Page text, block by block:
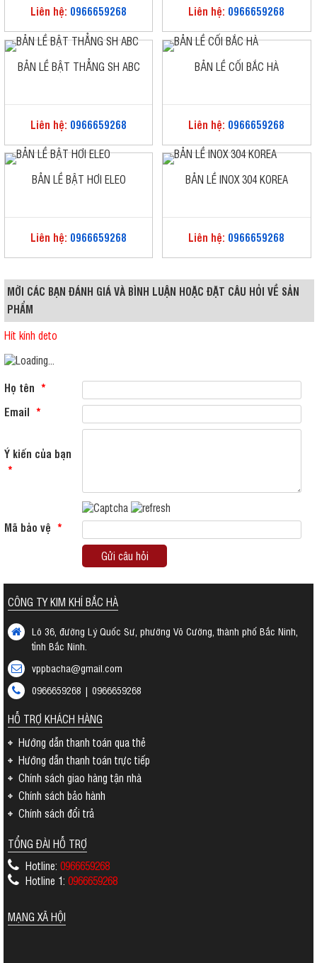
Liên hệ: 0966659268 Liên hệ: 0966659268
BẢN LỀ BẬT THẲNG SH ABC
Liên hệ: 0966659268
BẢN LỀ CỐI BẮC HÀ
Liên hệ: 0966659268
BẢN LỀ BẬT HƠI ELEO
Liên hệ: 0966659268
BẢN LỀ INOX 304 KOREA
Liên hệ: 0966659268
MỜI CÁC BẠN ĐÁNH GIÁ VÀ BÌNH LUẬN HOẶC ĐẶT CÂU HỎI VỀ SẢN
PHẨM
Hít kính deto
Họ tên *
Email *
Ý kiến của bạn
*
Mã bảo vệ *
Gửi câu hỏi
CÔNG TY KIM KHÍ BẮC HÀ
Lô 36, đường Lý Quốc Sư, phường Võ Cường, thành phố Bắc Ninh,
tỉnh Bắc Ninh.
vppbacha@gmail.com
0966659268 | 0966659268
HỖ TRỢ KHÁCH HÀNG
Hướng dẫn thanh toán qua thẻ
Hướng dẫn thanh toán trực tiếp
Chính sách giao hàng tận nhà
Chính sách bảo hành
Chính sách đổi trả
TỔNG ĐÀI HỖ TRỢ
Hotline: 0966659268
Hotline 1: 0966659268
MẠNG XÃ HỘI